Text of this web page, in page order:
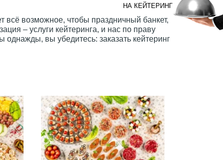
возможное, чтобы праздничный банкет,
– услуги кейтеринга, и нас по праву
вы убедитесь: заказать кейтеринг
НА КЕЙТЕРИНГ